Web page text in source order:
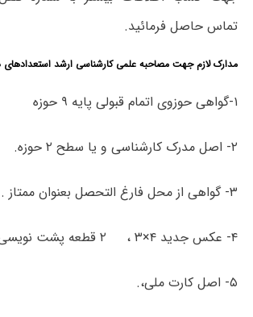
تماس حاصل فرمائید.
مدارک لازم جهت مصاحبه علمی کارشناسی ارشد استعدادهای
۱-گواهی حوزوی اتمام قبولی پایه ۹ حوزه
۲- اصل مدرک کارشناسی و یا سطح ۲ حوزه.
۳- گواهی از محل فارغ التحصل بعنوان ممتاز .
۴- عکس جدید ۴×۳ ، ۲ قطعه پشت نویسی شده .
۵- اصل کارت ملی،.